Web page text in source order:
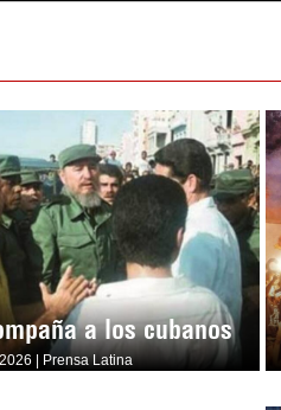
a los cubanos
| Prensa Latina